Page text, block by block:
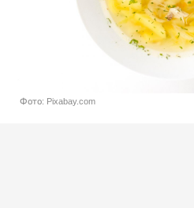
Фото: Pixabay.com